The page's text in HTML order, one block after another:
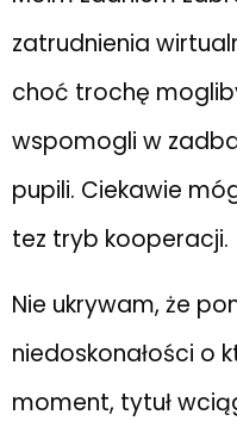
zatrudnienia
choć trochę
wspomogli w
pupili. Ciekawie
tez tryb kooperacji.
Nie ukrywam, że
niedoskonałości o
moment, tytuł